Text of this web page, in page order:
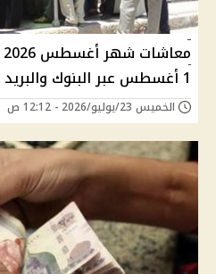
1 أغسطس عبر البنوك والبريد وفوري
الخميس 23/يوليو/2026 - 12:12 ص